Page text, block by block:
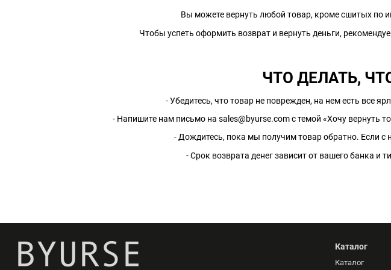
Вы можете вернуть любой товар, кроме сшитых по
Чтобы успеть оформить возврат и вернуть деньги,
ЧТО ДЕЛАТЬ,
- Убедитесь, что товар не поврежден, на нем есть все
- Напишите нам письмо на sales@byurse.comс темой «Хочу вернуть
- Дождитесь, пока мы получим товар обратно. Если с
- Срок возврата денег зависит от вашего банка и
Каталог
Каталог